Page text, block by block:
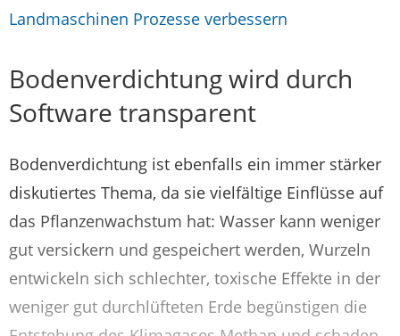
Landmaschinen Prozesse verbessern
Bodenverdichtung wird durch
Software transparent
Bodenverdichtung ist ebenfalls ein immer stärker
diskutiertes Thema, da sie vielfältige Einflüsse auf
das Pflanzenwachstum hat: Wasser kann weniger
gut versickern und gespeichert werden, Wurzeln
entwickeln sich schlechter, toxische Effekte in der
weniger gut durchlüfteten Erde begünstigen die